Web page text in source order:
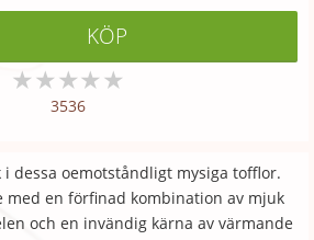
KÖP
★★★★★
3536
dessa oemotståndligt mysiga tofflor.
med en förfinad kombination av mjuk
och en invändig kärna av värmande